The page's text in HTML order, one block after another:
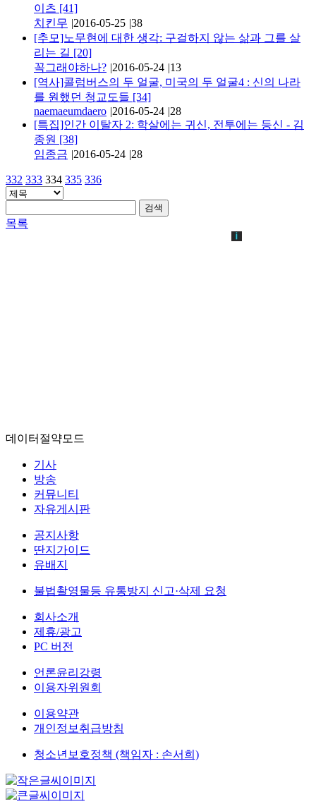
이츠 [41]
치킨무 |2016-05-25 |38
[추모]노무현에 대한 생각: 구걸하지 않는 삶과 그를 살
리는 길 [20]
꼭그래야하나? |2016-05-24 |13
[역사]콜럼버스의 두 얼굴, 미국의 두 얼굴4 : 신의 나라
를 원했던 청교도들 [34]
naemaeumdaero |2016-05-24 |28
[특집]인간 이탈자 2: 학살에는 귀신, 전투에는 등신 - 김
종원 [38]
임종금 |2016-05-24 |28
332 333 334 335 336
검색
목록
데이터절약모드
기사
방송
커뮤니티
자유게시판
공지사항
딴지가이드
유배지
불법촬영물등 유통방지 신고·삭제 요청
회사소개
제휴/광고
PC 버전
언론윤리강령
이용자위원회
이용약관
개인정보취급방침
청소년보호정책 (책임자 : 손서희)